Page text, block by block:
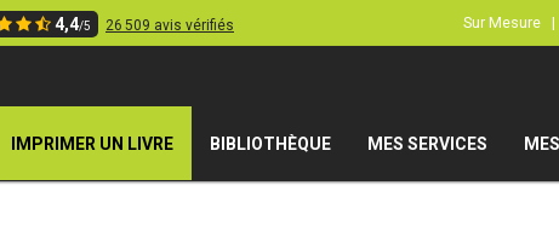
4,4/5 26 509 avis vérifiés Sur Mesure |
IMPRIMER UN LIVRE BIBLIOTHÈQUE MES SERVICES